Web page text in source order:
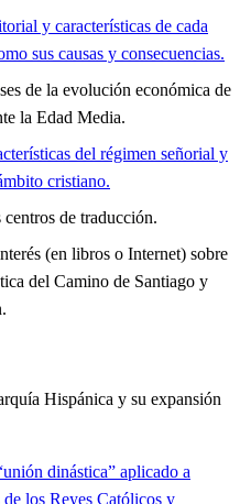
y características de cada
sus causas y consecuencias.
de la evolución económica de
la Edad Media.
del régimen señorial y
cristiano.
de traducción.
(en libros o Internet) sobre
del Camino de Santiago y
Hispánica y su expansión
dinástica” aplicado a
los Reyes Católicos y